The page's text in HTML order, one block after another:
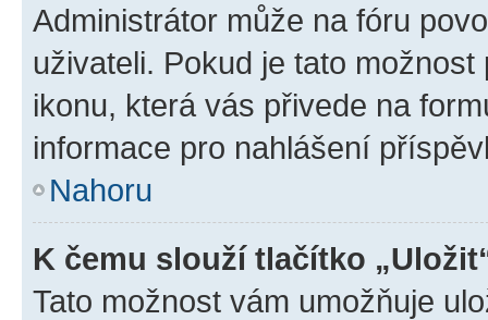
Administrátor může na fóru
uživateli. Pokud je tato
ikonu, která vás přivede na
informace pro nahlášení
Nahoru
K čemu slouží tlačítko
Tato možnost vám umožňuje